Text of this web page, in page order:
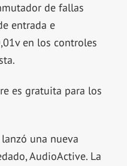
de fallas
entrada e
en los controles
es gratuita para los
una nueva
AudioActive. La